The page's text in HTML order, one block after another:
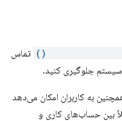
تماس
جلوگیری کنید.
به کاربران امکان می‌دهد
حساب‌های کاری و